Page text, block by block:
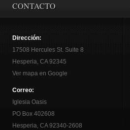
CONTACTO
Dirección:
17508 Hercules St. Suite 8
Hesperia, CA 92345
Ver mapa en Google
Correo:
Iglesia Oasis
PO Box 402608
Hesperia, CA 92340-2608